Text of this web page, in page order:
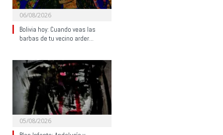
06/08/2026
Bolivia hoy: Cuando veas las
barbas de tu vecino arder…
05/08/2026